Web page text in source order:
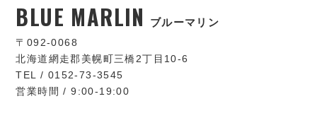
BLUE MARLIN ブルーマリン
〒092-0068
北海道網走郡美幌町三橋2丁目10-6
TEL / 0152-73-3545
営業時間 / 9:00-19:00